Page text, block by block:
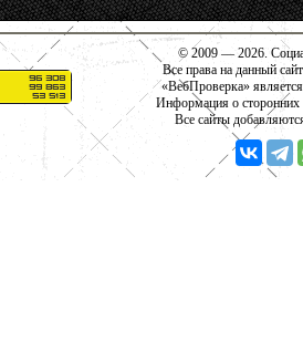
© 2009 — 2026.
Все права на данный
«ВебПроверка»
Информация о сторонних
Все сайты